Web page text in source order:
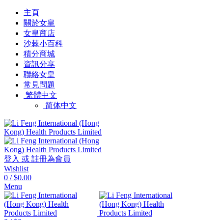
主頁
關於女皇
女皇商店
沙棘小百科
積分商城
資訊分享
聯絡女皇
常見問題
繁體中文
简体中文
登入 或 註冊為會員
Wishlist
0 / $0.00
Menu